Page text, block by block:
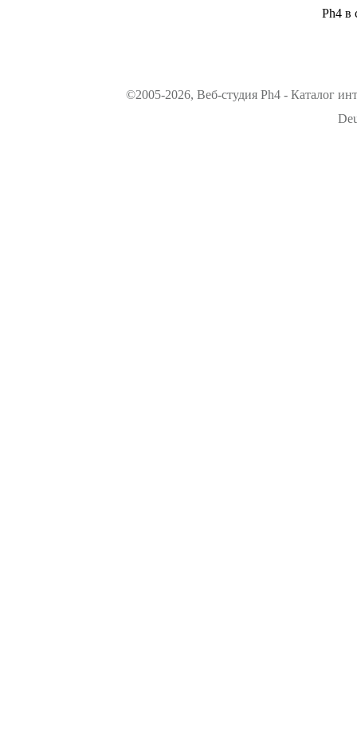
Ph4 в
©2005-2026, Веб-студия Ph4 - Каталог